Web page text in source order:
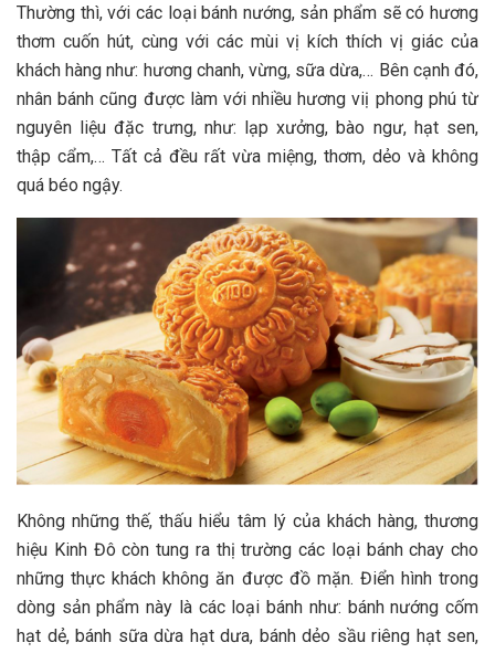
Thường thì, với các loại bánh nướng, sản phẩm sẽ có hương
thơm cuốn hút, cùng với các mùi vị kích thích vị giác của
khách hàng như: hương chanh, vừng, sữa dừa,… Bên cạnh đó,
nhân bánh cũng được làm với nhiều hương viị phong phú từ
nguyên liệu đặc trưng, như: lạp xưởng, bào ngư, hạt sen,
thập cẩm,… Tất cả đều rất vừa miệng, thơm, dẻo và không
quá béo ngậy.
Không những thế, thấu hiểu tâm lý của khách hàng, thương
hiệu Kinh Đô còn tung ra thị trường các loại bánh chay cho
những thực khách không ăn được đồ mặn. Điển hình trong
dòng sản phẩm này là các loại bánh như: bánh nướng cốm
hạt dẻ, bánh sữa dừa hạt dưa, bánh dẻo sầu riêng hạt sen,